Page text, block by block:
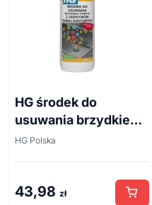
HG środek do
usuwania brzydkiego
zapachu z odpływów
HG Polska
43,98 zł